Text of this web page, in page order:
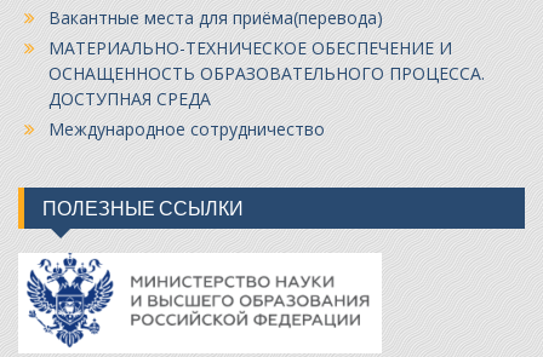
Вакантные места для приёма(перевода)
МАТЕРИАЛЬНО-ТЕХНИЧЕСКОЕ ОБЕСПЕЧЕНИЕ И
ОСНАЩЕННОСТЬ ОБРАЗОВАТЕЛЬНОГО ПРОЦЕССА.
ДОСТУПНАЯ СРЕДА
Международное сотрудничество
ПОЛЕЗНЫЕ ССЫЛКИ